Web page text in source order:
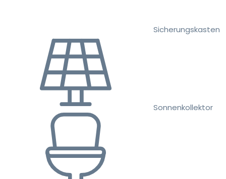
Sicherungskasten
Sonnenkollektor